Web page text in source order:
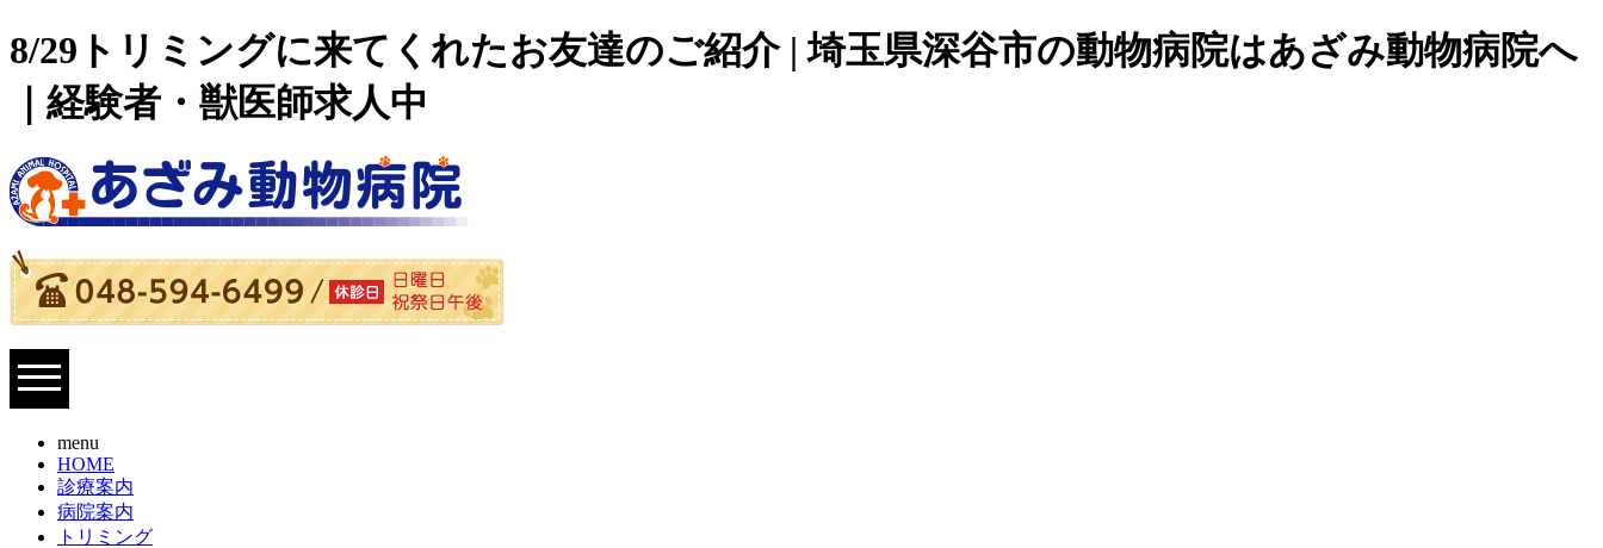
8/29トリミングに来てくれたお友達のご紹介 | 埼玉県深谷市の動物病院はあざみ動物病院へ
｜経験者・獣医師求人中
menu
HOME
診療案内
病院案内
トリミング